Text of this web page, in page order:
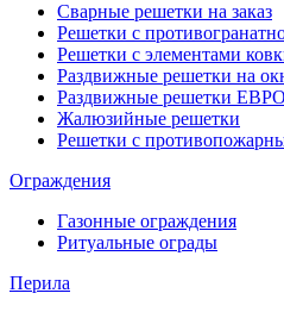
Сварные решетки на заказ
Решетки с
Решетки с элементами
Раздвижные решетки на
Раздвижные решетки ЕВРО
Жалюзийные решетки
Решетки с
Ограждения
Газонные ограждения
Ритуальные ограды
Перила